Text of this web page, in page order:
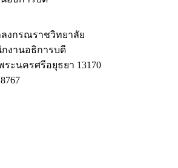
งกรณราชวิทยาลัย
กงานอธิการบดี
ระนครศรีอยุธยา 13170